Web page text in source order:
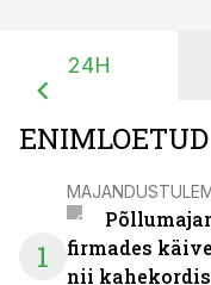
24H
ENIMLOETUD
1
firmades
nii